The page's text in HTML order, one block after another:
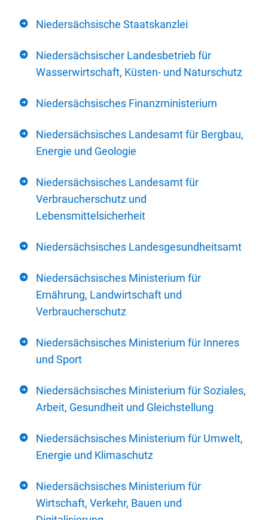
Niedersächsische Staatskanzlei
Niedersächsischer Landesbetrieb für
Wasserwirtschaft, Küsten- und Naturschutz
Niedersächsisches Finanzministerium
Niedersächsisches Landesamt für Bergbau,
Energie und Geologie
Niedersächsisches Landesamt für
Verbraucherschutz und
Lebensmittelsicherheit
Niedersächsisches Landesgesundheitsamt
Niedersächsisches Ministerium für
Ernährung, Landwirtschaft und
Verbraucherschutz
Niedersächsisches Ministerium für Inneres
und Sport
Niedersächsisches Ministerium für Soziales,
Arbeit, Gesundheit und Gleichstellung
Niedersächsisches Ministerium für Umwelt,
Energie und Klimaschutz
Niedersächsisches Ministerium für
Wirtschaft, Verkehr, Bauen und